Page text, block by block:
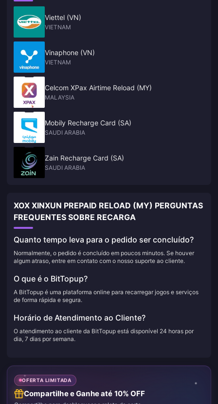
Viettel (VN)
VIETNAM
Vinaphone (VN)
VIETNAM
Celcom XPax Airtime Reload (MY)
MALAYSIA
Mobily Recharge Card (SA)
SAUDI ARABIA
Zain Recharge Card (SA)
SAUDI ARABIA
XOX XINXUN PREPAID RELOAD (MY) PERGUNTAS
FREQUENTES SOBRE RECARGA
Quanto tempo leva para o pedido ser concluído?
Normalmente, o pedido é concluído em poucos minutos. Se houver
algum atraso, entre em contato com o nosso suporte ao cliente.
O que é o BitTopup?
A BitTopup é uma plataforma online para recarregar jogos e serviços
de forma rápida e segura.
Horário de Atendimento ao Cliente?
O atendimento ao cliente da BitTopup está disponível 24 horas por
dia, 7 dias por semana.
OFERTA LIMITADA
Compartilhe e Ganhe até 10% OFF